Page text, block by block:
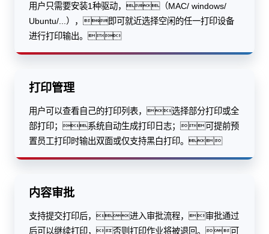
用户只需要安装1种驱动，（MAC/ windows/
Ubuntu/...），即可就近选择空闲的任一打印设备
进行打印输出。
打印管理
用户可以查看自己的打印列表，选择部分打印或全
部打印；系统自动生成打印日志；可提前预
置员工打印时输出双面或仅支持黑白打印。
内容审批
支持提交打印后，进入审批流程，审批通过
后可以继续打印，否则打印作业将被退回。可